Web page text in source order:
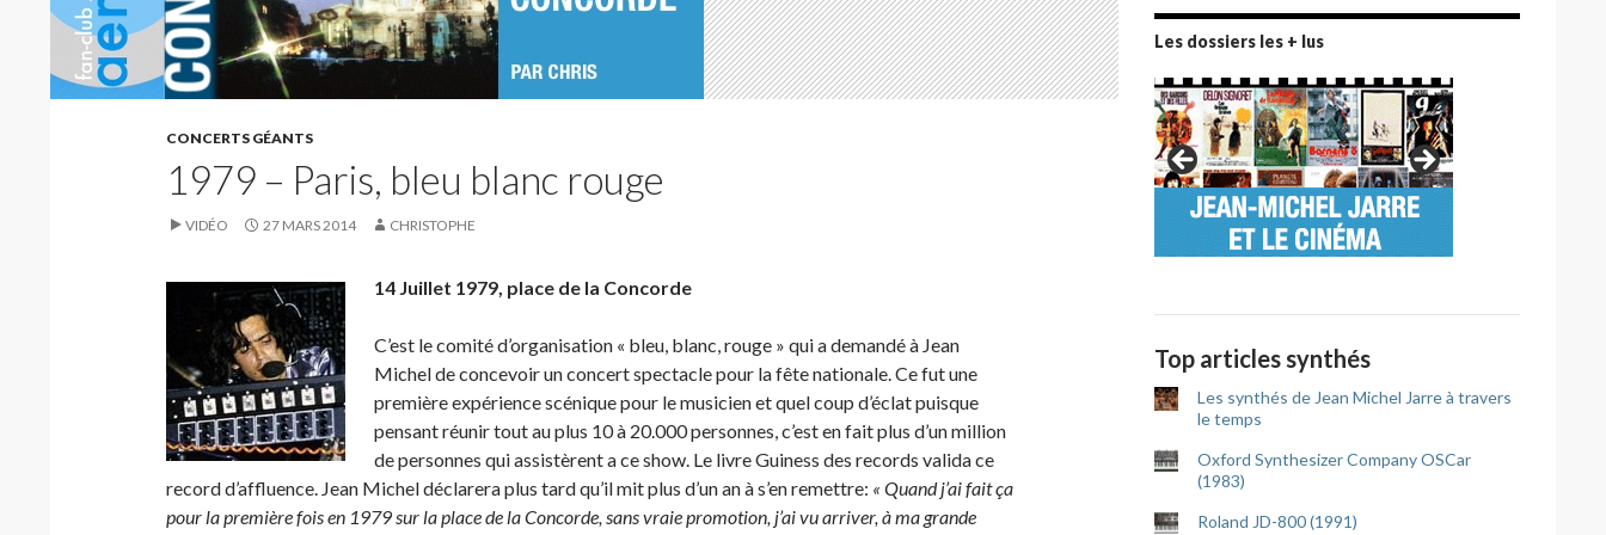
CONCERTS GÉANTS
1979 – Paris, bleu blanc rouge
VIDÉO 27 MARS 2014 CHRISTOPHE
14 Juillet 1979, place de la Concorde
C’est le comité d’organisation « bleu, blanc, rouge » qui a demandé à Jean
Michel de concevoir un concert spectacle pour la fête nationale. Ce fut une
première expérience scénique pour le musicien et quel coup d’éclat puisque
pensant réunir tout au plus 10 à 20.000 personnes, c’est en fait plus d’un million
de personnes qui assistèrent a ce show. Le livre Guiness des records valida ce
record d’affluence. Jean Michel déclarera plus tard qu’il mit plus d’un an à s’en remettre: « Quand j’ai fait ça
pour la première fois en 1979 sur la place de la Concorde, sans vraie promotion, j’ai vu arriver, à ma grande
Les dossiers les + lus
Top articles synthés
Les synthés de Jean Michel Jarre à travers
le temps
Oxford Synthesizer Company OSCar
(1983)
Roland JD-800 (1991)